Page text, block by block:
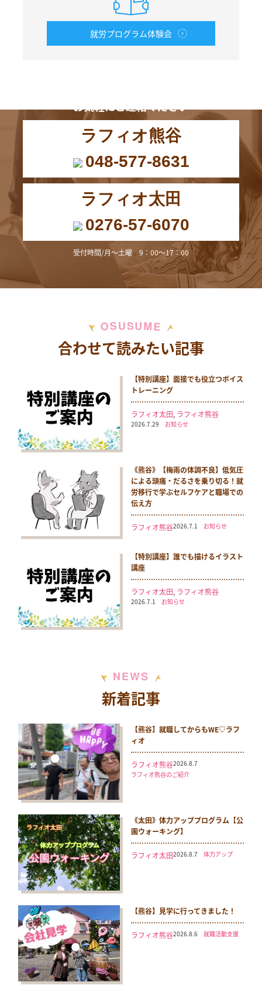
就労プログラム体験会
お気軽にご連絡ください
ラフィオ熊谷
048-577-8631
ラフィオ太田
0276-57-6070
受付時間/月～土曜 9：00～17：00
OSUSUME
合わせて読みたい記事
【特別講座】面接でも役立つボイス
トレーニング
ラフィオ太田, ラフィオ熊谷
2026.7.29 お知らせ
《熊谷》【梅雨の体調不良】低気圧
による頭痛・だるさを乗り切る！就
労移行で学ぶセルフケアと職場での
伝え方
ラフィオ熊谷2026.7.1 お知らせ
【特別講座】誰でも描けるイラスト
講座
ラフィオ太田, ラフィオ熊谷
2026.7.1 お知らせ
NEWS
新着記事
【熊谷】就職してからもWE♡ラフ
ィオ
ラフィオ熊谷2026.8.7
ラフィオ熊谷のご紹介
《太田》体力アッププログラム【公
園ウォーキング】
ラフィオ太田2026.8.7 体力アップ
【熊谷】見学に行ってきました！
ラフィオ熊谷2026.8.6 就職活動支援